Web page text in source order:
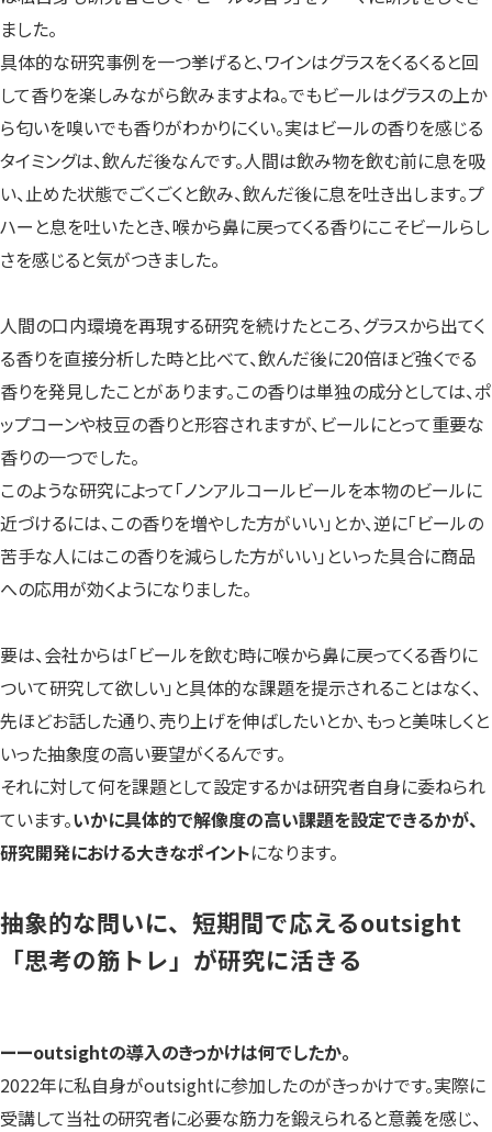
ました。
具体的な研究事例を一つ挙げると、ワインはグラスをくるくると回
して香りを楽しみながら飲みますよね。でもビールはグラスの上か
ら匂いを嗅いでも香りがわかりにくい。実はビールの香りを感じる
タイミングは、飲んだ後なんです。人間は飲み物を飲む前に息を吸
い、止めた状態でごくごくと飲み、飲んだ後に息を吐き出します。プ
ハーと息を吐いたとき、喉から鼻に戻ってくる香りにこそビールらし
さを感じると気がつきました。
人間の口内環境を再現する研究を続けたところ、グラスから出てく
る香りを直接分析した時と比べて、飲んだ後に20倍ほど強くでる
香りを発見したことがあります。この香りは単独の成分としては、ポ
ップコーンや枝豆の香りと形容されますが、ビールにとって重要な
香りの一つでした。
このような研究によって「ノンアルコールビールを本物のビールに
近づけるには、この香りを増やした方がいい」とか、逆に「ビールの
苦手な人にはこの香りを減らした方がいい」といった具合に商品
への応用が効くようになりました。
要は、会社からは「ビールを飲む時に喉から鼻に戻ってくる香りに
ついて研究して欲しい」と具体的な課題を提示されることはなく、
先ほどお話した通り、売り上げを伸ばしたいとか、もっと美味しくと
いった抽象度の高い要望がくるんです。
それに対して何を課題として設定するかは研究者自身に委ねられ
ています。いかに具体的で解像度の高い課題を設定できるかが、
研究開発における大きなポイントになります。
抽象的な問いに、短期間で応えるoutsight
「思考の筋トレ」が研究に活きる
ーーoutsightの導入のきっかけは何でしたか。
2022年に私自身がoutsightに参加したのがきっかけです。実際に
受講して当社の研究者に必要な筋力を鍛えられると意義を感じ、